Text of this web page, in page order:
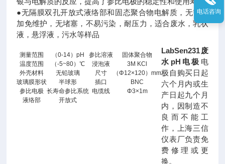
●无隔膜双孔开放式液络部和固态聚合物电解质，无需添
加免维护，无堵塞，不易污染，耐压力，适合废水，乳状
液，悬浮液，污水等样品
测量范围 （0-14）pH 参比溶液
固体聚合物
温度范围
（-5~80）℃ 浸泡液
3M KCl
外壳材料
无铅玻璃 尺寸
（Φ12×120）mm
玻璃膜形状
半球形 插口
BNC
参比电极 长寿命参比系统 电缆线
Φ3×1m
液络部
开放式
LabSen231废
水pH电极 电
极自购买日起
六个月内或生
产日起九个月
内，因制造不
良而不能工
作，上海三信
仪表厂负责免
费修理或更
换。
电话咨询